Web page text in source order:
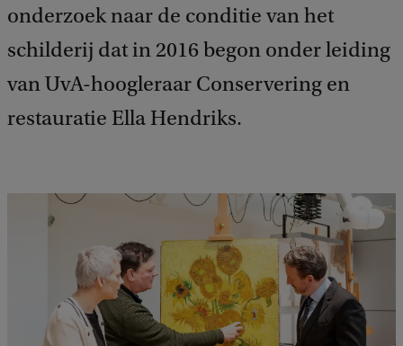
onderzoek naar de conditie van het
schilderij dat in 2016 begon onder leiding
van UvA-hoogleraar Conservering en
restauratie Ella Hendriks.